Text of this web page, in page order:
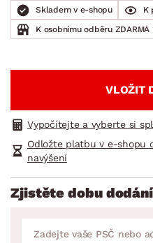
Skladem v e-shopu K
K osobnímu odběru ZDARMA
VLOŽIT
Vypočítejte a vyberte si
Odložte platbu v e-shopu
navýšení
Zjistěte dobu